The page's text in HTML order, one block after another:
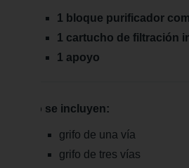
1 bloque purificador
1 cartucho de filtración
1 apoyo
No se incluyen:
grifo de una vía
grifo de tres vías